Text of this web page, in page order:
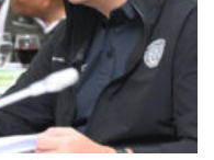
รคเพื่อไทย
เดินหน้าพัฒนาลุ่มน้ำเลย
ส่วน วางแผนให้ดี หนุน
ษตรกร